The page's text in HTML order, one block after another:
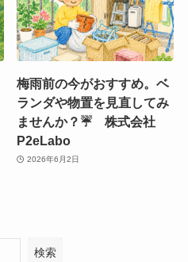
梅雨前の今がおすすめ。ベ
ランダや物置を見直してみ
ませんか？☔ 株式会社
P2eLabo
2026年6月2日
検索